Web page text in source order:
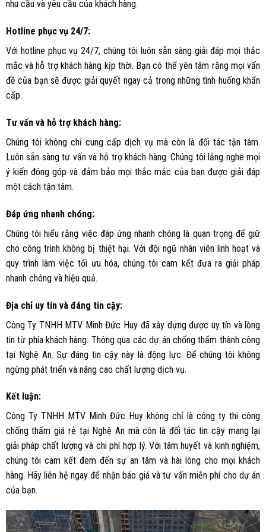
nhu cầu và yêu cầu của khách hàng.
Hotline phục vụ 24/7:
Với hotline phục vụ 24/7, chúng tôi luôn sẵn sàng giải đáp mọi thắc
mắc và hỗ trợ khách hàng kịp thời. Bạn có thể yên tâm rằng mọi vấn
đề của bạn sẽ được giải quyết ngay cả trong những tình huống khẩn
cấp.
Tư vấn và hỗ trợ khách hàng:
Chúng tôi không chỉ cung cấp dịch vụ mà còn là đối tác tận tâm.
Luôn sẵn sàng tư vấn và hỗ trợ khách hàng. Chúng tôi lắng nghe mọi
ý kiến đóng góp và đảm bảo mọi thắc mắc của bạn được giải đáp
một cách tận tâm.
Đáp ứng nhanh chóng:
Chúng tôi hiểu rằng việc đáp ứng nhanh chóng là quan trọng để giữ
cho công trình không bị thiệt hại. Với đội ngũ nhân viên linh hoạt và
quy trình làm việc tối ưu hóa, chúng tôi cam kết đưa ra giải pháp
nhanh chóng và hiệu quả.
Địa chỉ uy tín và đáng tin cậy:
Công Ty TNHH MTV Minh Đức Huy đã xây dựng được uy tín và lòng
tin từ phía khách hàng. Thông qua các dự án chống thấm thành công
tại Nghệ An. Sự đáng tin cậy này là động lực. Để chúng tôi không
ngừng phát triển và nâng cao chất lượng dịch vụ.
Kết luận:
Công Ty TNHH MTV Minh Đức Huy không chỉ là công ty thi công
chống thấm giá rẻ tại Nghệ An mà còn là đối tác tin cậy mang lại
giải pháp chất lượng và chi phí hợp lý. Với tâm huyết và kinh nghiệm,
chúng tôi cam kết đem đến sự an tâm và hài lòng cho mọi khách
hàng. Hãy liên hệ ngay để nhận báo giá và tư vấn miễn phí cho dự án
của bạn.